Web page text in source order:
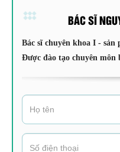
BÁC SĨ
Bác sĩ chuyên khoa I - sản
Được đào tạo chuyên môn